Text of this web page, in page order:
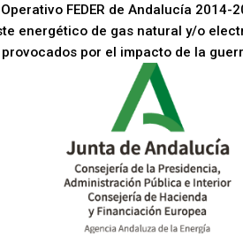
FEDER de Andalucía
energético de gas natural y/o
por el impacto de la